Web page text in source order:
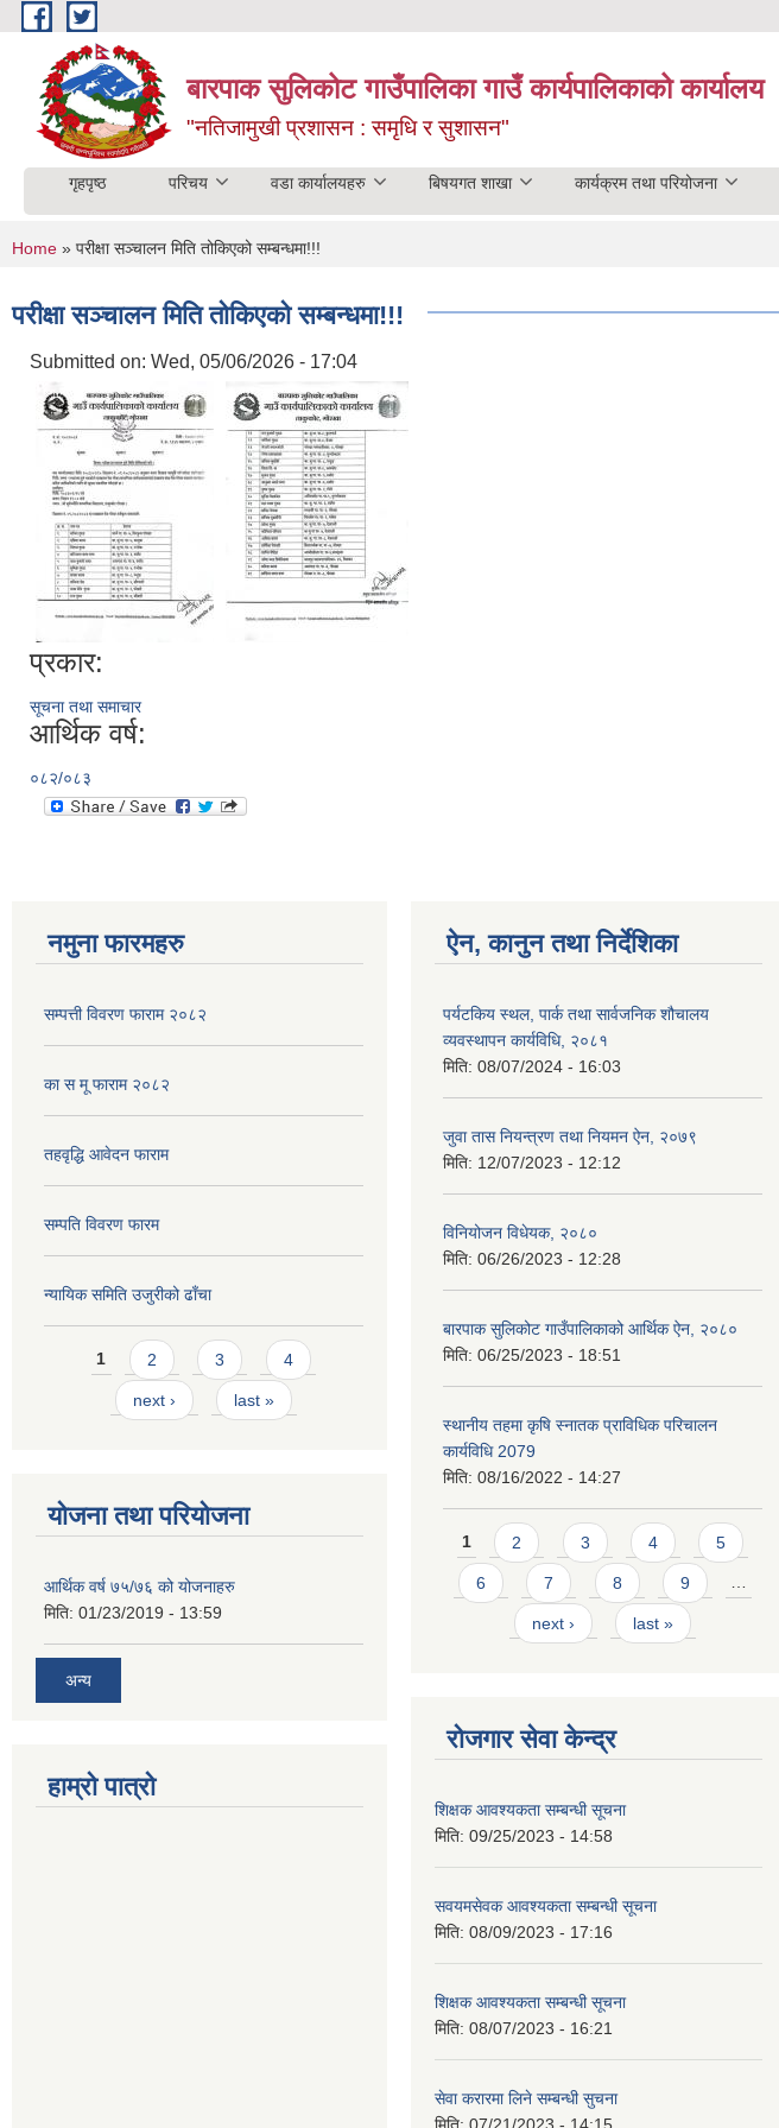
Skip to main content
बारपाक सुलिकोट गाउँपालिका गाउँ कार्यपालिकाको कार्यालय
"नतिजामुखी प्रशासन : समृधि र सुशासन"
गृहपृष्ठ परिचय वडा कार्यालयहरु बिषयगत शाखा कार्यक्रम तथा परियोजना
You are here
Home » परीक्षा सञ्चालन मिति तोकिएको सम्बन्धमा!!!
परीक्षा सञ्चालन मिति तोकिएको सम्बन्धमा!!!
Submitted on: Wed, 05/06/2026 - 17:04
प्रकार:
सूचना तथा समाचार
आर्थिक वर्ष:
०८२/०८३
नमुना फारमहरु
सम्पत्ती विवरण फाराम २०८२
का स मू फाराम २०८२
तहवृद्धि आवेदन फाराम
सम्पति विवरण फारम
न्यायिक समिति उजुरीको ढाँचा
Pages
1 2 3 4
next › last »
योजना तथा परियोजना
आर्थिक वर्ष ७५/७६ को योजनाहरु
मिति: 01/23/2019 - 13:59
अन्य
हाम्रो पात्रो
ऐन, कानुन तथा निर्देशिका
पर्यटकिय स्थल, पार्क तथा सार्वजनिक शौचालय
व्यवस्थापन कार्यविधि, २०८१
मिति: 08/07/2024 - 16:03
जुवा तास नियन्त्रण तथा नियमन ऐन, २०७९
मिति: 12/07/2023 - 12:12
विनियोजन विधेयक, २०८०
मिति: 06/26/2023 - 12:28
बारपाक सुलिकोट गाउँपालिकाको आर्थिक ऐन, २०८०
मिति: 06/25/2023 - 18:51
स्थानीय तहमा कृषि स्नातक प्राविधिक परिचालन
कार्यविधि 2079
मिति: 08/16/2022 - 14:27
Pages
1 2 3 4 5
6 7 8 9 …
next › last »
रोजगार सेवा केन्द्र
शिक्षक आवश्यकता सम्बन्धी सूचना
मिति: 09/25/2023 - 14:58
सवयमसेवक आवश्यकता सम्बन्धी सूचना
मिति: 08/09/2023 - 17:16
शिक्षक आवश्यकता सम्बन्धी सूचना
मिति: 08/07/2023 - 16:21
सेवा करारमा लिने सम्बन्धी सुचना